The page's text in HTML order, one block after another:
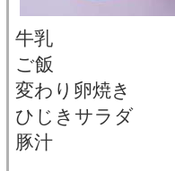
牛乳
ご飯
変わり卵焼き
ひじきサラダ
豚汁